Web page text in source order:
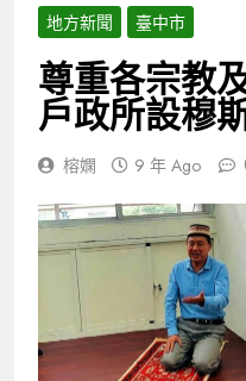
地方新聞 臺中市
尊重各宗教
戶政所設穆
榕嫻 9 年 Ago